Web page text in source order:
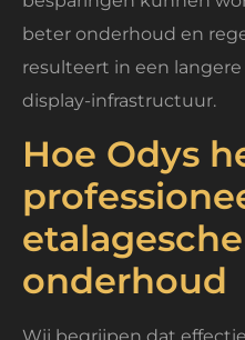
beter onderhoud en
resulteert in een
display-infrastructuur.
Hoe Odys
onderhoud